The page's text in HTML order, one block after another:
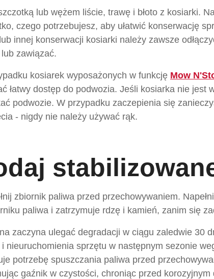
lub wężem liście, trawę i błoto z kosiarki.
czego potrzebujesz, aby ułatwić konserwację
innej konserwacji kosiarki należy zawsze
zawiązać.
kosiarek wyposażonych w funkcję Mow
łatwy dostęp do podwozia. Jeśli kosiarka nie
podwozie. W przypadku zaczepienia się
- nigdy nie należy używać rąk.
zbiornik paliwa przed przechowywaniem.
paliwa i zatrzymuje rdzę i kamień, zanim się
zaczyna ulegać degradacji w ciągu zaledwie 30
nieuruchomienia sprzętu w następnym sezonie
potrzebę spuszczania paliwa przed
gaźnik w czystości, chroniąc przed